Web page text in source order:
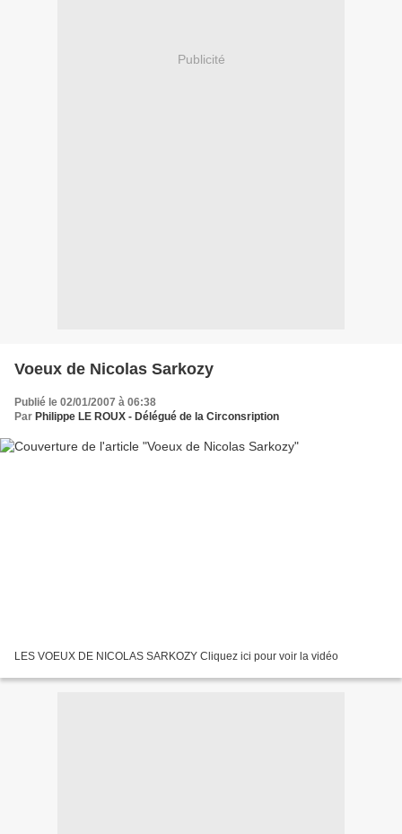
Publicité
Voeux de Nicolas Sarkozy
Publié le 02/01/2007 à 06:38
Par Philippe LE ROUX - Délégué de la Circonsription
LES VOEUX DE NICOLAS SARKOZY Cliquez ici pour voir la vidéo